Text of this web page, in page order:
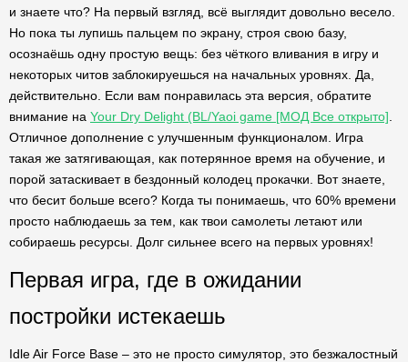
и знаете что? На первый взгляд, всё выглядит довольно весело.
Но пока ты лупишь пальцем по экрану, строя свою базу,
осознаёшь одну простую вещь: без чёткого вливания в игру и
некоторых читов заблокируешься на начальных уровнях. Да,
действительно. Если вам понравилась эта версия, обратите
внимание на Your Dry Delight (BL/Yaoi game [МОД Все открыто]
Отличное дополнение с улучшенным функционалом. Игра
такая же затягивающая, как потерянное время на обучение, и
порой затаскивает в бездонный колодец прокачки. Вот знаете,
что бесит больше всего? Когда ты понимаешь, что 60% времени
просто наблюдаешь за тем, как твои самолеты летают или
собираешь ресурсы. Долг сильнее всего на первых уровнях!
Первая игра, где в ожидании
постройки истекаешь
Idle Air Force Base – это не просто симулятор, это безжалостный